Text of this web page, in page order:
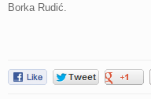
Borka Rudić.